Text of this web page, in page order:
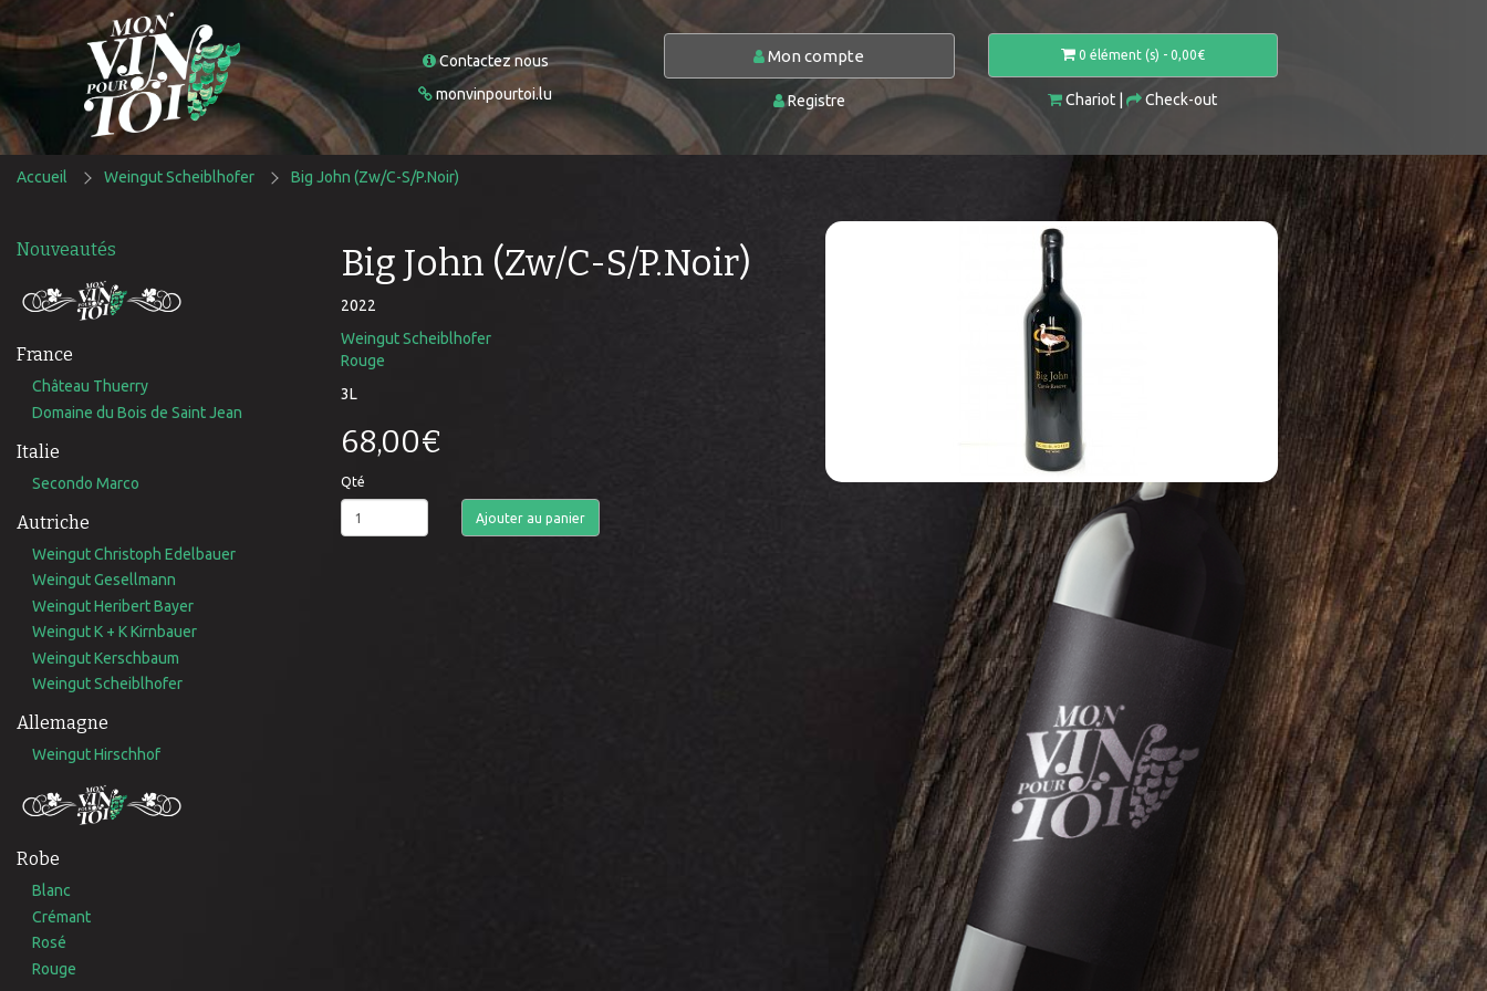
Contactez nous
monvinpourtoi.lu
Mon compte
Registre
0 élément (s) - 0,00€
Chariot | Check-out
Accueil Weingut Scheiblhofer Big John (Zw/C-S/P.Noir)
Nouveautés
France
Château Thuerry
Domaine du Bois de Saint Jean
Italie
Secondo Marco
Autriche
Weingut Christoph Edelbauer
Weingut Gesellmann
Weingut Heribert Bayer
Weingut K + K Kirnbauer
Weingut Kerschbaum
Weingut Scheiblhofer
Allemagne
Weingut Hirschhof
Robe
Blanc
Crémant
Rosé
Rouge
Big John (Zw/C-S/P.Noir)
2022
Weingut Scheiblhofer
Rouge
3L
68,00€
Qté
Ajouter au panier